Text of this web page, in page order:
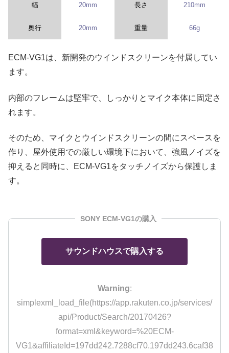
幅 20mm 長さ 210mm
奥行 20mm 重量 66g
ECM-VG1は、新開発のウインドスクリーンを付属してい
ます。
内部のフレームは堅牢で、しっかりとマイク本体に固定さ
れます。
そのため、マイクとウインドスクリーンの間にスペースを
作り、屋外使用での厳しい環境下において、強風ノイズを
抑えると同時に、ECM-VG1をタッチノイズから保護しま
す。
SONY ECM-VG1の購入
サウンドハウスで購入する
Warning:
simplexml_load_file(https://app.rakuten.co.jp/services/
api/Product/Search/20170426?
format=xml&keyword=%20ECM-
VG1&affiliateId=197dd242.7288cf70.197dd243.6caf38